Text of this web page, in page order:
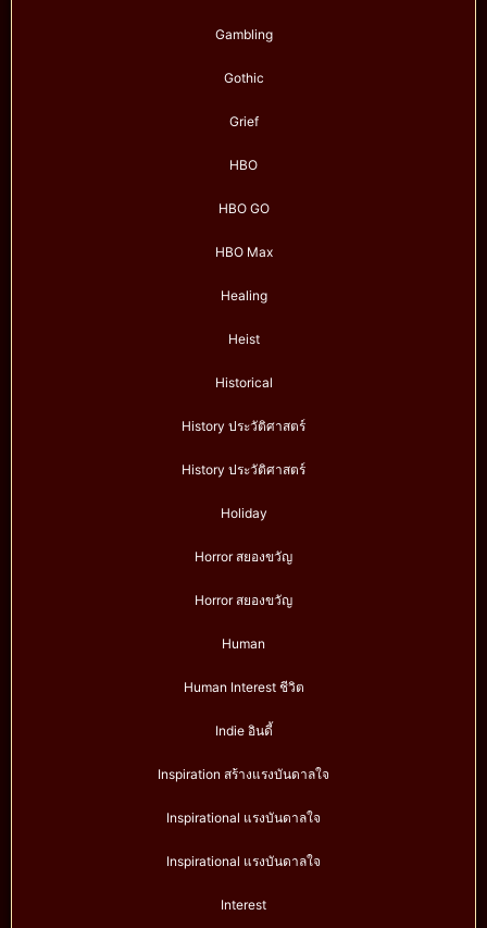
Gambling
Gothic
Grief
HBO
HBO GO
HBO Max
Healing
Heist
Historical
History ประวัติศาสตร์
History ประวัติศาสตร์
Holiday
Horror สยองขวัญ
Horror สยองขวัญ
Human
Human Interest ชีวิต
Indie อินดี้
Inspiration สร้างแรงบันดาลใจ
Inspirational แรงบันดาลใจ
Inspirational แรงบันดาลใจ
Interest